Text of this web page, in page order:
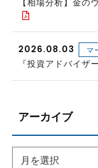
2026.08.03 マ
『投資アドバイザ
アーカイブ